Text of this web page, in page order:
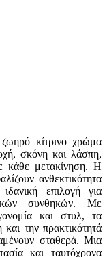
κίτρινο χρώμα
σκόνη και λάσπη,
κάθε μετακίνηση. Η
ανθεκτικότητα
επιλογή για
συνθηκών. Με
και στυλ, τα
την πρακτικότητά
σταθερά. Μια
και ταυτόχρονα